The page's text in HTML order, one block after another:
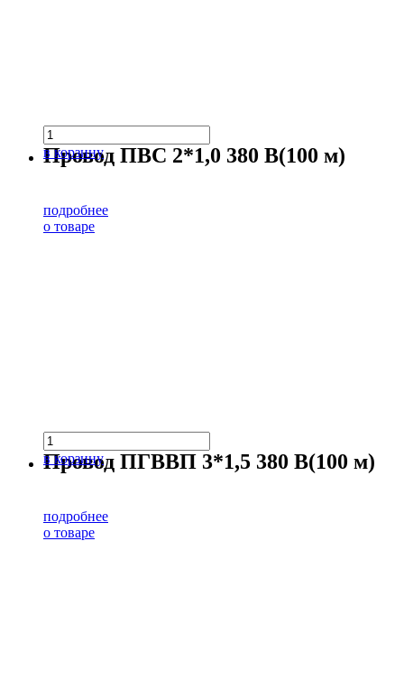
в корзину
Провод ПВС 2*1,0 380 В(100 м)
подробнее
о товаре
в корзину
Провод ПГВВП 3*1,5 380 В(100 м)
подробнее
о товаре